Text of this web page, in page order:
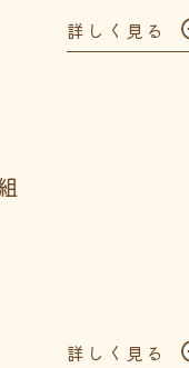
詳しく見る
詳しく見る